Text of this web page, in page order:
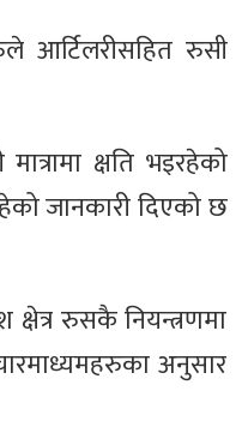
आर्टिलरीसहित रुसी
क्षति भइरहेको
जानकारी दिएको छ
रुसकै नियन्त्रणमा
अनुसार